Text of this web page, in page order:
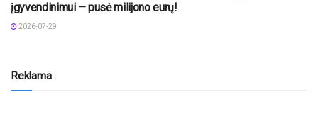
įgyvendinimui – pusė milijono eurų!
2026-07-29
Reklama